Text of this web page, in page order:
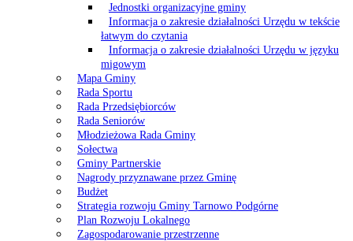
Jednostki organizacyjne gminy
Informacja o zakresie działalności Urzędu w tekście
łatwym do czytania
Informacja o zakresie działalności Urzędu w języku
migowym
Mapa Gminy
Rada Sportu
Rada Przedsiębiorców
Rada Seniorów
Młodzieżowa Rada Gminy
Sołectwa
Gminy Partnerskie
Nagrody przyznawane przez Gminę
Budżet
Strategia rozwoju Gminy Tarnowo Podgórne
Plan Rozwoju Lokalnego
Zagospodarowanie przestrzenne